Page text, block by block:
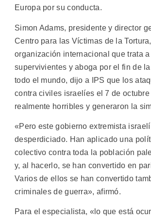
Europa por su conducta.
Simon Adams, presidente y director
Centro para las Víctimas de la
organización internacional que trata
supervivientes y aboga por el fin de
todo el mundo, dijo a IPS que los
contra civiles israelíes el 7 de octubre
realmente horribles y generaron la
«Pero este gobierno extremista
desperdiciado. Han aplicado una
colectivo contra toda la población
y, al hacerlo, se han convertido en
Varios de ellos se han convertido
criminales de guerra», afirmó.
Para el especialista, «lo que está